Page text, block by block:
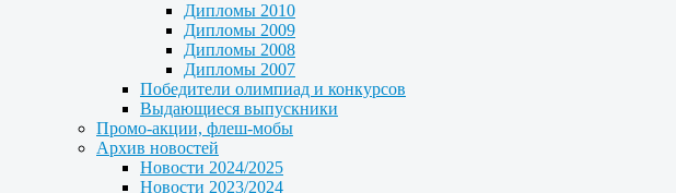
Дипломы 2010
Дипломы 2009
Дипломы 2008
Дипломы 2007
Победители олимпиад и конкурсов
Выдающиеся выпускники
Промо-акции, флеш-мобы
Архив новостей
Новости 2024/2025
Новости 2023/2024